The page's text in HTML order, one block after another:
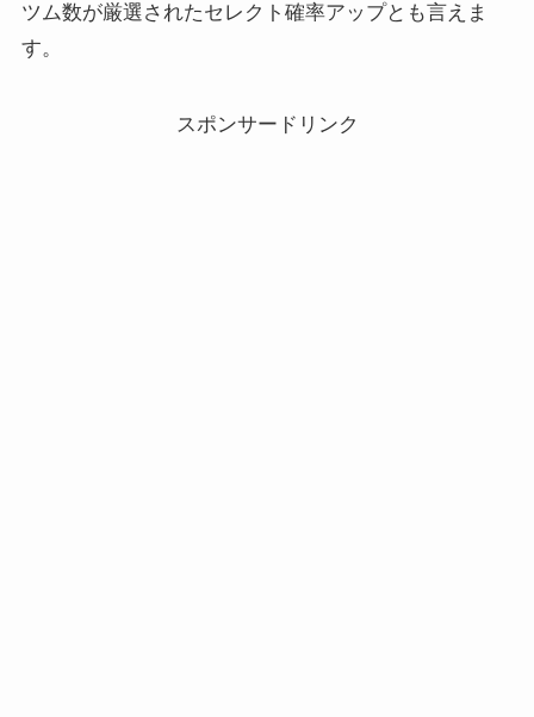
ツム数が厳選されたセレクト確率アップとも言えま
す。
スポンサードリンク